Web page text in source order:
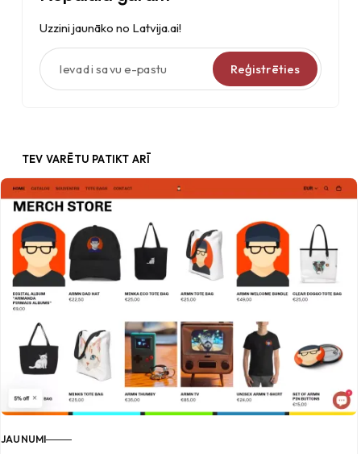
Uzzini jaunāko no Latvija.ai!
Ievadi savu e-pastu
Reģistrēties
TEV VARĒTU PATIKT ARĪ
JAUNUMI